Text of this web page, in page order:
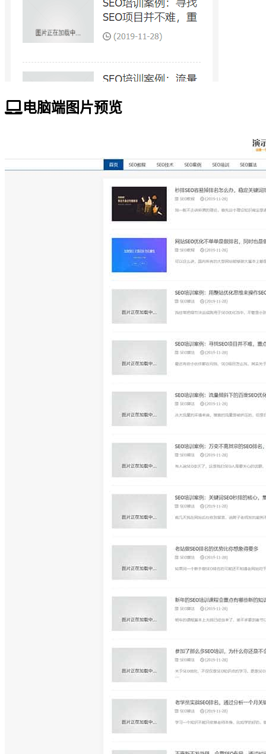
电脑端图片预览